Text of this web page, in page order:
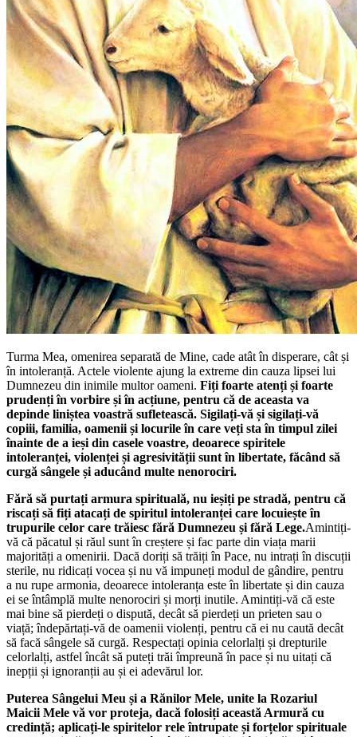
Turma Mea, omenirea separată de Mine, cade atât în disperare, cât și
în intoleranță. Actele violente ajung la extreme din cauza lipsei lui
Dumnezeu din inimile multor oameni. Fiți foarte atenți și foarte
prudenți în vorbire și în acțiune, pentru că de aceasta va
depinde liniștea voastră sufletească. Sigilați-vă și sigilați-vă
copiii, familia, oamenii și locurile în care veți sta în timpul zilei
înainte de a ieși din casele voastre, deoarece spiritele
intoleranței, violenței și agresivității sunt în libertate, făcând să
curgă sângele și aducând multe nenorociri.
Fără să purtați armura spirituală, nu ieșiți pe stradă, pentru că
riscați să fiți atacați de spiritul intoleranței care locuiește în
trupurile celor care trăiesc fără Dumnezeu și fără Lege.Amintiți-
vă că păcatul și răul sunt în creștere și fac parte din viața marii
majorități a omenirii. Dacă doriți să trăiți în Pace, nu intrați în discuții
sterile, nu ridicați vocea și nu vă impuneți modul de gândire, pentru
a nu rupe armonia, deoarece intoleranța este în libertate și din cauza
ei se întâmplă multe nenorociri și morți inutile. Amintiți-vă că este
mai bine să pierdeți o dispută, decât să pierdeți un prieten sau o
viață; îndepărtați-vă de oamenii violenți, pentru că ei nu caută decât
să facă sângele să curgă. Respectați opinia celorlalți și drepturile
celorlalți, astfel încât să puteți trăi împreună în pace și nu uitați că
inepții și ignoranții au și ei adevărul lor.
Puterea Sângelui Meu și a Rănilor Mele, unite la Rozariul
Maicii Mele vă vor proteja, dacă folosiți această Armură cu
credință; aplicați-le spiritelor rele întrupate și forțelor spirituale